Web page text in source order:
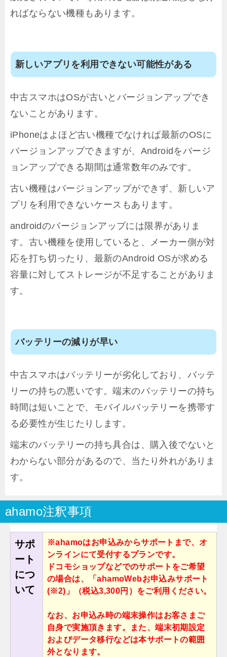
ればならない機種もあります。
新しいアプリを利用できない可能性がある
中古スマホはOSが古いとバージョンアップでき
ないことがあります。
iPhoneはよほど古い機種でなければ最新のOSに
バージョンアップできますが、Androidをバージ
ョンアップできる期間は通常数年のみです。
古い機種はバージョンアップができず、新しいア
プリを利用できないケースもあります。
androidのバージョンアップには限界がありま
す。古い機種を使用していると、メーカー側が対
応を打ち切ったり、最新のAndroid OSが求める
容量に対してストレージが不足することがありま
す。
バッテリーの減りが早い
中古スマホはバッテリーが劣化しており、バッテ
リーの持ちの悪いです。端末のバッテリーの持ち
時間は短いことで、モバイルバッテリーを携帯す
る必要性が生じたりします。
端末のバッテリーの持ち具合は、購入後でないと
わからない部分があるので、当たり外れがありま
す。
ahamo注釈事項
サポ
ート
につ
いて
※ahamoはお申込みからサポートまで、オ
ンラインにて受付するプランです。
ドコモショップなどでのサポートをご希望
の場合は、「ahamoWebお申込みサポート
(※2)」（税込3,300円）をご利⽤ください。
なお、お申込み時の端末操作はお客さまご
⾃⾝で実施頂きます。また、端末初期設定
およびデータ移⾏などは本サポートの範囲
外となります。